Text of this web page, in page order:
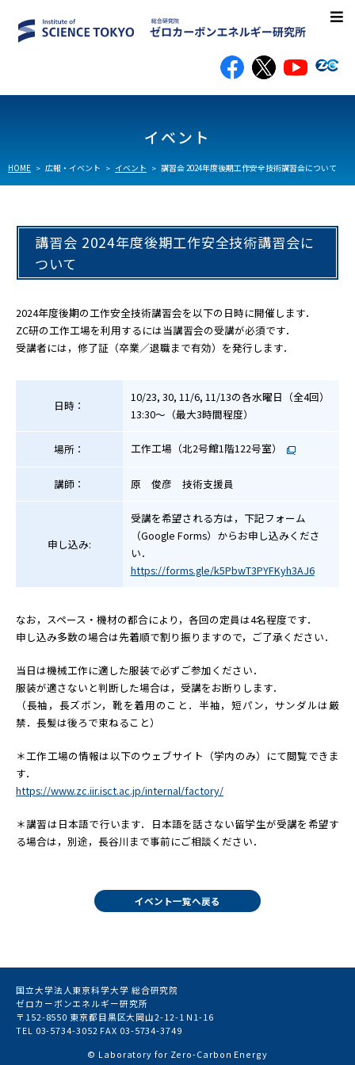
教職員一覧
広報・イベント
イベント
コロキウム
公募
ENGLISH
イベント
HOME 広報・イベント イベント 講習会 2024年度後期工作安全技術講習会について
講習会 2024年度後期工作安全技術講習会に
ついて
2024年度後期の工作安全技術講習会を以下の日時に開催します．
ZC研の工作工場を利用するには当講習会の受講が必須です．
受講者には，修了証（卒業／退職まで有効）を発行します．
日時：
10/23, 30, 11/6, 11/13の各水曜日（全4回）
13:30〜（最大3時間程度）
場所： 工作工場（北2号館1階122号室）
講師： 原 俊彦 技術支援員
申し込み:
受講を希望される方は，下記フォーム
（Google Forms）からお申し込みくださ
い．
https://forms.gle/k5PbwT3PYFKyh3AJ6
なお，スペース・機材の都合により，各回の定員は4名程度です．
申し込み多数の場合は先着順で割り振りますので，ご了承ください．
当日は機械工作に適した服装で必ずご参加ください．
服装が適さないと判断した場合は，受講をお断りします．
（長袖，長ズボン，靴を着用のこと．半袖，短パン，サンダルは厳
禁．長髪は後ろで束ねること）
＊工作工場の情報は以下のウェブサイト（学内のみ）にて閲覧できま
す．
https://www.zc.iir.isct.ac.jp/internal/factory/
＊講習は日本語で行います．日本語を話さない留学生が受講を希望す
る場合は，別途，長谷川まで事前にご相談ください．
イベント一覧へ戻る
国立大学法人東京科学大学 総合研究院
ゼロカーボンエネルギー研究所
〒152-8550 東京都目黒区大岡山2-12-1 N1-16
TEL 03-5734-3052 FAX 03-5734-3749
© Laboratory for Zero-Carbon Energy